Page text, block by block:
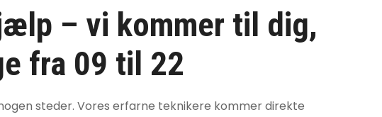
– vi kommer til dig,
fra 09 til 22
steder. Vores erfarne teknikere kommer direkte